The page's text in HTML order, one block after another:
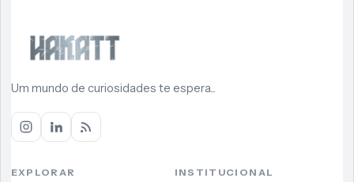
Um mundo de curiosidades te espera...
EXPLORAR INSTITUCIONAL